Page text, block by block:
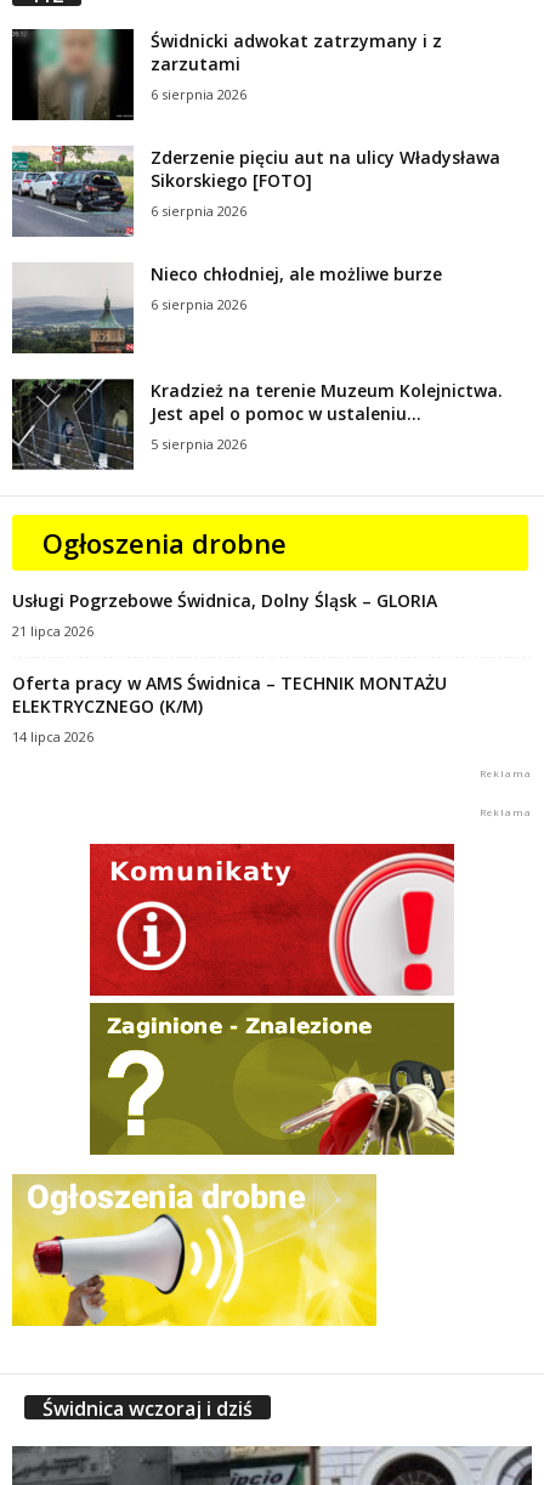
Świdnicki adwokat zatrzymany i z
zarzutami
6 sierpnia 2026
Zderzenie pięciu aut na ulicy Władysława
Sikorskiego [FOTO]
6 sierpnia 2026
Nieco chłodniej, ale możliwe burze
6 sierpnia 2026
Kradzież na terenie Muzeum Kolejnictwa.
Jest apel o pomoc w ustaleniu...
5 sierpnia 2026
Ogłoszenia drobne
Usługi Pogrzebowe Świdnica, Dolny Śląsk – GLORIA
21 lipca 2026
Oferta pracy w AMS Świdnica – TECHNIK MONTAŻU
ELEKTRYCZNEGO (K/M)
14 lipca 2026
Świdnica wczoraj i dziś